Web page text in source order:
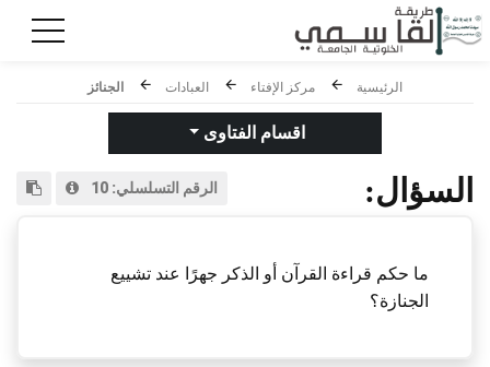
الرئيسية مركز الإفتاء العبادات الجنائز
اقسام الفتاوى
السؤال: الرقم التسلسلي: 10
ما حكم قراءة القرآن أو الذكر جهرًا عند تشييع
الجنازة؟